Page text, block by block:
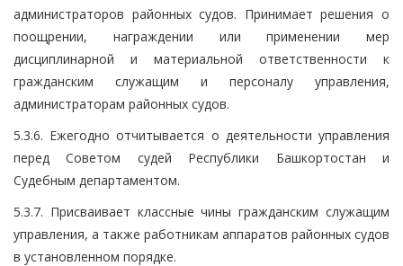
администраторов районных судов. Принимает решения о
поощрении, награждении или применении мер
дисциплинарной и материальной ответственности к
гражданским служащим и персоналу управления,
администраторам районных судов.
5.3.6. Ежегодно отчитывается о деятельности управления
перед Советом судей Республики Башкортостан и
Судебным департаментом.
5.3.7. Присваивает классные чины гражданским служащим
управления, а также работникам аппаратов районных судов
в установленном порядке.